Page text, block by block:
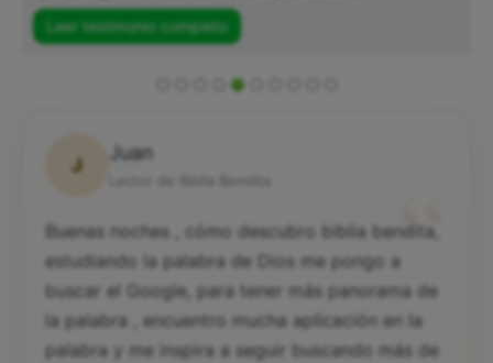
Leer testimonio completo
J
Juan
“
Buenas noches , cómo descubro biblia bendita,
estudiando la palabra de Dios me pongo a
buscar el Google, para tener más panorama de
la palabra , encuentro mucha aplicación en la
palabra y me inspira a seguir buscando más de